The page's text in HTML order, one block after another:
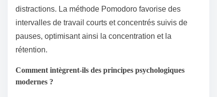
distractions. La méthode Pomodoro favorise des
intervalles de travail courts et concentrés suivis de
pauses, optimisant ainsi la concentration et la
rétention.
Comment intègrent-ils des principes psychologiques
modernes ?